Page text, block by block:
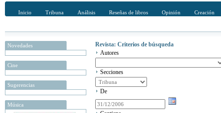
Inicio Tribuna Análisis Reseñas de libros Opinión Creación
Novedades
Cine
Sugerencias
Música
Revista: Criterios de búsqueda
Autores
Secciones
De